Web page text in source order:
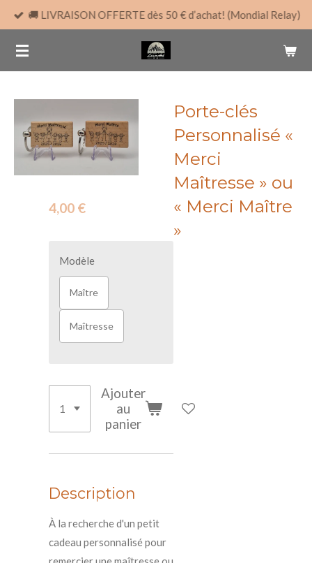
Passer
contenu
principal
🚚 LIVRAISON OFFERTE dès 50 € d’achat! (Mondial Relay)
Porte-clés
Personnalisé «
Merci
Maîtresse » ou
« Merci Maître
»
4,00 €
Modèle
Maître
Maîtresse
Ajouter
au
panier
Description
À la recherche d'un petit
cadeau personnalisé pour